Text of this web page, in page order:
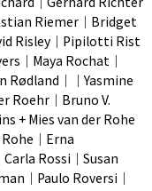
Riemer｜Bridget
Risley｜Pipilotti Rist
｜Maya Rochat｜
Rødland｜｜Yasmine
Roehr｜Bruno V.
+ Mies van der Rohe
｜Erna
Rossi｜Susan
｜Paulo Roversi｜